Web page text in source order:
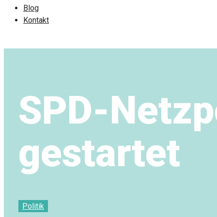
Blog
Kontakt
SPD-
gestartet
Politik